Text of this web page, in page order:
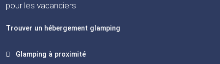
pour les vacanciers
Trouver un hébergement glamping
Glamping à proximité